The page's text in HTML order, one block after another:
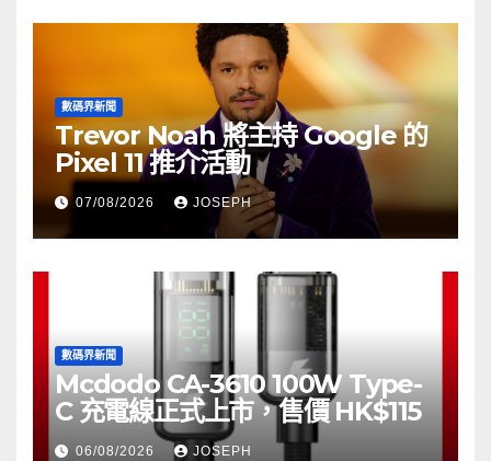
數碼界新聞
Trevor Noah 將主持 Google 的
Pixel 11 推介活動
07/08/2026 JOSEPH
數碼界新聞
Mcdodo CA-3610 100W Type-
C 充電線正式上市，售價 HK$115
06/08/2026 JOSEPH